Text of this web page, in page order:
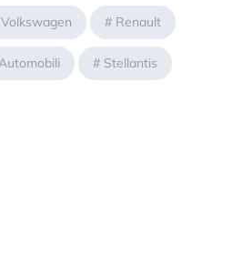
Volkswagen # Renault
# Stellantis